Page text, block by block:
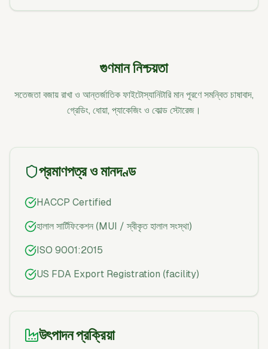
গুণমান নিশ্চয়তা
সতেজতা বজায় রাখা ও আন্তর্জাতিক ফাইটোস্যানিটারি মান পূরণে সমন্বিত চাষাবাদ,
গ্রেডিং, ধোয়া, প্যাকেজিং ও কোল্ড স্টোরেজ।
প্রমাণপত্র ও মানদণ্ড
HACCP Certified
হালাল সার্টিফিকেশন (MUI / স্বীকৃত হালাল সংস্থা)
ISO 9001:2015
US FDA Export Registration (facility)
উৎপাদন প্রক্রিয়া